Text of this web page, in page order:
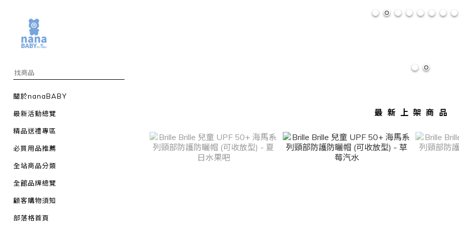
關於nanaBABY
最新活動總覽
精品送禮專區
必買用品推薦
全站商品分類
全館品牌總覽
顧客購物須知
部落格首頁
最新上架商品